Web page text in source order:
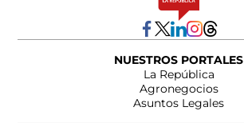
NUESTROS PORTALES
La República
Agronegocios
Asuntos Legales